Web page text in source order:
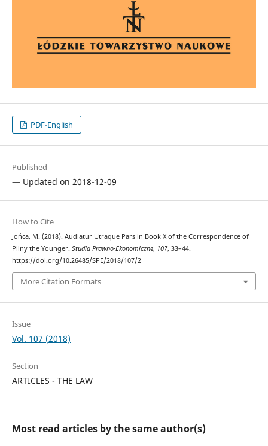
PDF-English
Published
— Updated on 2018-12-09
How to Cite
Jońca, M. (2018). Audiatur Utraque Pars in Book X of the Correspondence of
Pliny the Younger. Studia Prawno-Ekonomiczne, 107, 33–44.
https://doi.org/10.26485/SPE/2018/107/2
More Citation Formats
Issue
Vol. 107 (2018)
Section
ARTICLES - THE LAW
Most read articles by the same author(s)